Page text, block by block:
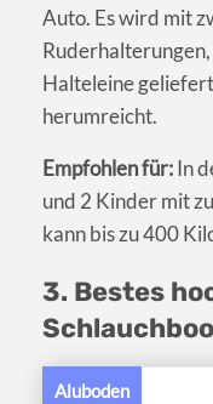
Auto. Es wird mit
Halteleine
herumreicht.
Empfohlen für:In
und 2 Kinder mit
kann bis zu 400
3. Bestes
Aluboden